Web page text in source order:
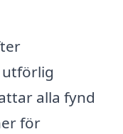
alla fynd
för